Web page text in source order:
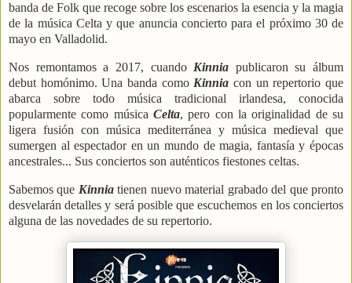
banda de Folk que recoge sobre los escenarios la esencia y la magia
de la música Celta y que anuncia concierto para el próximo 30 de
mayo en Valladolid.
Nos remontamos a 2017, cuando Kinnia publicaron su álbum
debut homónimo. Una banda como Kinnia con un repertorio que
abarca sobre todo música tradicional irlandesa, conocida
popularmente como música Celta, pero con la originalidad de su
ligera fusión con música mediterránea y música medieval que
sumergen al espectador en un mundo de magia, fantasía y épocas
ancestrales... Sus conciertos son auténticos fiestones celtas.
Sabemos que Kinniatienen nuevo material grabado del que pronto
desvelarán detalles y será posible que escuchemos en los conciertos
alguna de las novedades de su repertorio.